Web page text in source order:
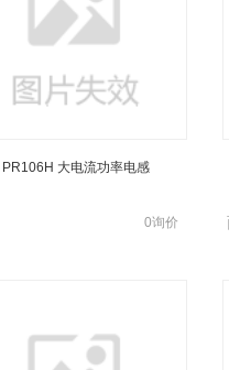
PR106H 大电流功率电感
0询价